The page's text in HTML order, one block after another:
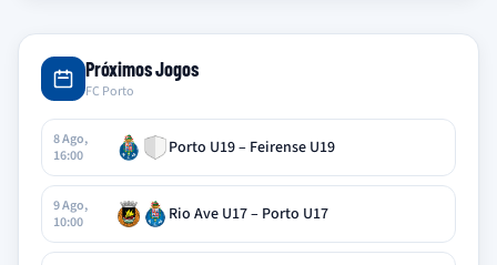
Próximos Jogos
FC Porto
8 Ago,
16:00
Porto U19 – Feirense U19
9 Ago,
10:00
Rio Ave U17 – Porto U17